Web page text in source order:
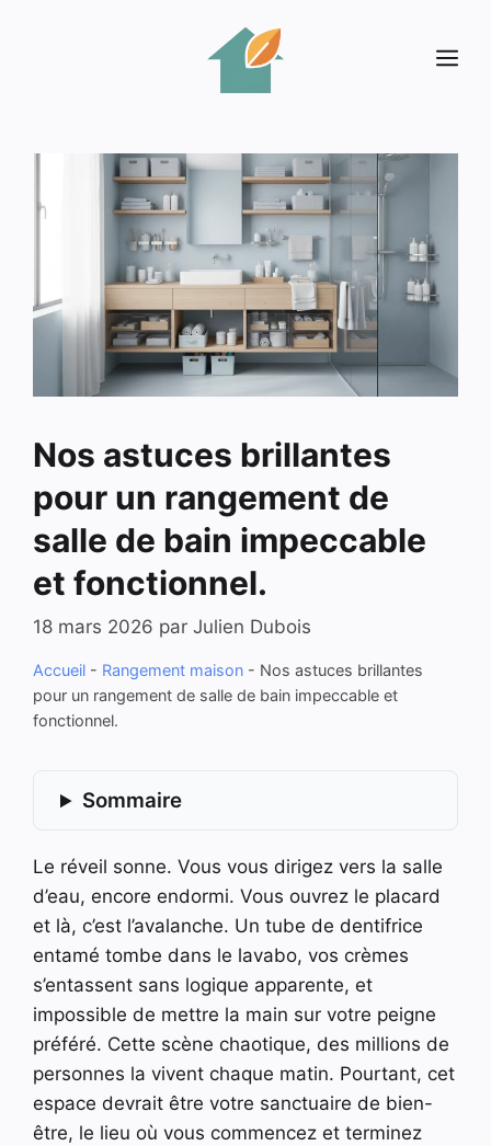
Nos astuces brillantes
pour un rangement de
salle de bain impeccable
et fonctionnel.
18 mars 2026 par Julien Dubois
Accueil - Rangement maison - Nos astuces brillantes
pour un rangement de salle de bain impeccable et
fonctionnel.
Sommaire
Le réveil sonne. Vous vous dirigez vers la salle
d’eau, encore endormi. Vous ouvrez le placard
et là, c’est l’avalanche. Un tube de dentifrice
entamé tombe dans le lavabo, vos crèmes
s’entassent sans logique apparente, et
impossible de mettre la main sur votre peigne
préféré. Cette scène chaotique, des millions de
personnes la vivent chaque matin. Pourtant, cet
espace devrait être votre sanctuaire de bien-
être, le lieu où vous commencez et terminez